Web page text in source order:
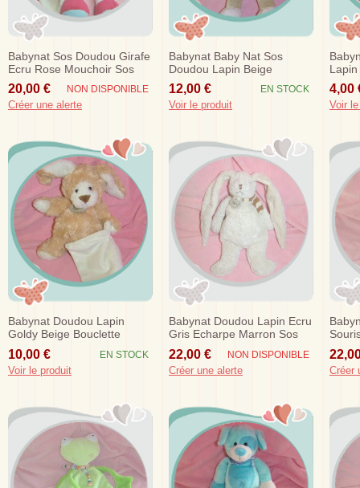
Babynat Sos Doudou Girafe
Ecru Rose Mouchoir Sos
20,00 € NON DISPONIBLE
Créer une alerte
Babynat Baby Nat Sos
Doudou Lapin Beige
Marionnette Ecru Rose Vert
12,00 € EN STOCK
Voir le produit
Rose
4,00
Voir
Babynat Doudou Lapin
Goldy Beige Bouclette
Mouchoir Sos
10,00 € EN STOCK
Voir le produit
Babynat Doudou Lapin Ecru
Gris Echarpe Marron Sos
22,00 € NON DISPONIBLE
Créer une alerte
Sos
Créer